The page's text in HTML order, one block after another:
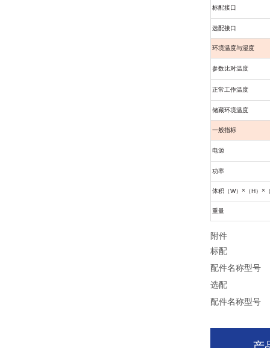
标配接口
选配接口
环境温度与湿度
参数比对温度
正常工作温度
储藏环境温度
一般指标
电源
功率
体积（W） × （H） ×
重量
附件
标配
配件名称型号
选配
配件名称型号